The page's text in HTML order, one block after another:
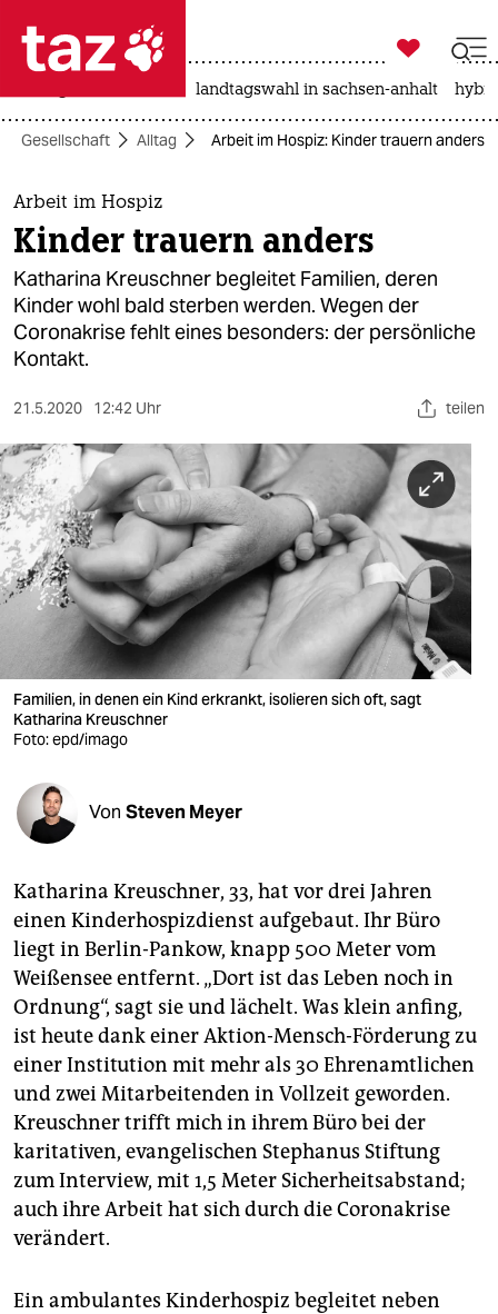
 taz zahl ich
taz zahl ich
themen
politik
öko
gesellschaft
kultur
sport
berlin
nord
wahrheit
verlag
verlag
veranstaltungen
shop
fragen & hilfe
abo
genossenschaft
epaper login

taz zahl ich
landtagswahl in sachsen-anhalt
Gesellschaft Alltag Arbeit im Hospiz: Kinder trauern anders
Arbeit im Hospiz
Kinder trauern anders
Katharina Kreuschner begleitet Familien, deren
Kinder wohl bald sterben werden. Wegen der
Coronakrise fehlt eines besonders: der persönliche
Kontakt.
21.5.2020 12:42 Uhr teilen
Familien, in denen ein Kind erkrankt, isolieren sich oft, sagt
Katharina Kreuschner
Foto: epd/imago
Von Steven Meyer
Katharina Kreuschner, 33, hat vor drei Jahren
einen Kinderhospizdienst aufgebaut. Ihr Büro
liegt in Berlin-Pankow, knapp 500 Meter vom
Weißensee entfernt. „Dort ist das Leben noch in
Ordnung“, sagt sie und lächelt. Was klein anfing,
ist heute dank einer Aktion-Mensch-Förderung zu
einer Institution mit mehr als 30 Ehrenamtlichen
und zwei Mitarbeitenden in Vollzeit geworden.
Kreuschner trifft mich in ihrem Büro bei der
karitativen, evangelischen Stephanus Stiftung
zum Interview, mit 1,5 Meter Sicherheitsabstand;
auch ihre Arbeit hat sich durch die Coronakrise
verändert.
Ein ambulantes Kinderhospiz begleitet neben